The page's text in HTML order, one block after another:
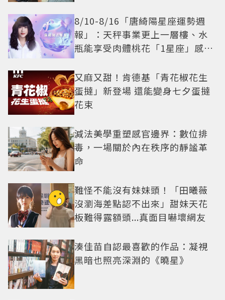
8/10-8/16「唐綺陽星座運勢週
報」：天秤事業更上一層樓、水
瓶能享受肉體桃花「1星座」感情
又麻又甜！肯德基「青花椒花生
蛋撻」新登場 還能變身七夕蛋撻
花束
減法美學重塑感官邊界：數位排
毒，一場關於內在秩序的靜謐革
命
難怪不能沒有妹妹頭！「田曦薇
沒瀏海差點認不出來」甜妹天花
板難得露額頭...真面目嚇壞網友
湊佳苗自認最喜歡的作品：凝視
黑暗也照亮深淵的《曉星》